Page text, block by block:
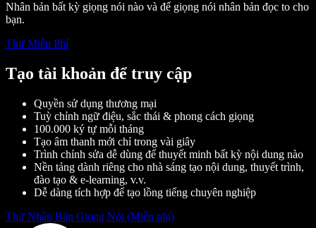
Nhân bản bất kỳ giọng nói nào và để giọng nói nhân bản đọc to cho
bạn.
Thử Miễn Phí
Tạo tài khoản để truy cập
Quyền sử dụng thương mại
Tuỳ chỉnh ngữ điệu, sắc thái & phong cách giọng
100.000 ký tự mỗi tháng
Tạo âm thanh mới chỉ trong vài giây
Trình chỉnh sửa dễ dùng để thuyết minh bất kỳ nội dung nào
Nền tảng dành riêng cho nhà sáng tạo nội dung, thuyết trình,
đào tạo & e-learning, v.v.
Dễ dàng tích hợp để tạo lồng tiếng chuyên nghiệp
Thử Nhân Bản Giọng Nói (Miễn phí)